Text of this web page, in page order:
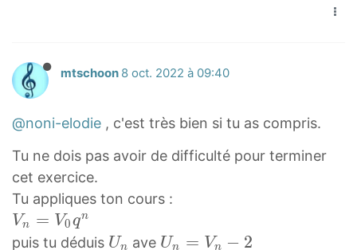
+
_
n
8
+
U
_
+
1
0
}
=
(
U
_
n
+
2
V
_
{
n
+
1
}
=
5
mtschoon 8 oct. 2022 à 09:40
@noni-elodie , c'est très bien si tu as compris.
Tu ne dois pas avoir de difficulté pour terminer
cet exercice.
Tu appliques ton cours :
V
n
Vn = V0qn
puis tu déduis U
Un ave U
Un = Vn − 2